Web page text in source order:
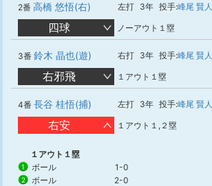
2番 高橋 悠悟(右) 左打 3年 投手:峰尾 賢人
四球 ノーアウト１塁
3番 鈴木 晶也(遊) 右打 3年 投手:峰尾 賢人
右邪飛 １アウト１塁
4番 長谷 桂悟(捕) 左打 3年 投手:峰尾 賢人
右安 １アウト１,２塁
１アウト１塁
1 ボール 1-0
2 ボール 2-0